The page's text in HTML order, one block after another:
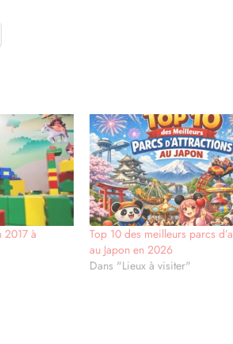
2017 à
Top 10 des meilleurs parcs
au Japon en 2026
Dans "Lieux à visiter"